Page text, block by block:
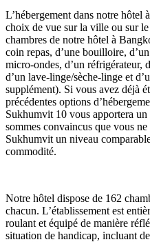
L’hébergement dans notre hôtel
choix de vue sur la ville ou sur
chambres de notre hôtel à
coin repas, d’une bouilloire,
micro-ondes, d’un réfrigérateur,
d’un lave-linge/sèche-linge et
supplément). Si vous avez déjà
précédentes options
Sukhumvit 10 vous apportera
sommes convaincus que vous
Sukhumvit un niveau
commodité.
Notre hôtel dispose de 162
chacun. L’établissement est
roulant et équipé de manière
situation de handicap, incluant